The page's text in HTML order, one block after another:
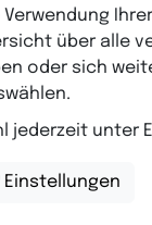
über alle
oder sich
jederzeit unter
Einstellungen